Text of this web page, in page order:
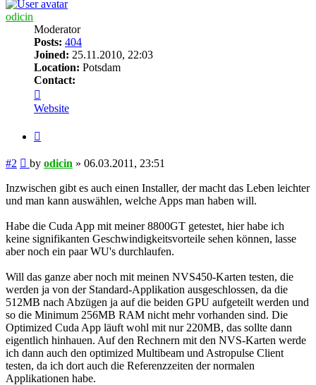
odicin
Moderator
Posts: 404
Joined: 25.11.2010, 22:03
Location: Potsdam
Contact:
odicin
Website
#2 Post
by odicin » 06.03.2011, 23:51
Inzwischen gibt es auch einen Installer, der macht das Leben leichter
und man kann auswählen, welche Apps man haben will.
Habe die Cuda App mit meiner 8800GT getestet, hier habe ich
keine signifikanten Geschwindigkeitsvorteile sehen können, lasse
aber noch ein paar WU's durchlaufen.
Will das ganze aber noch mit meinen NVS450-Karten testen, die
werden ja von der Standard-Applikation ausgeschlossen, da die
512MB nach Abzügen ja auf die beiden GPU aufgeteilt werden und
so die Minimum 256MB RAM nicht mehr vorhanden sind. Die
Optimized Cuda App läuft wohl mit nur 220MB, das sollte dann
eigentlich hinhauen. Auf den Rechnern mit den NVS-Karten werde
ich dann auch den optimized Multibeam und Astropulse Client
testen, da ich dort auch die Referenzzeiten der normalen
Applikationen habe.